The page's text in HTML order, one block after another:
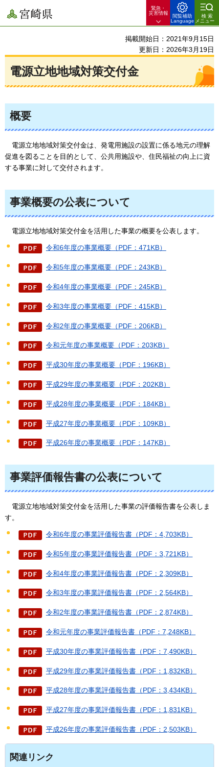
宮崎県
緊急・
災害情報
閲覧補助
Language
検索
メニュー
掲載開始日：2021年9月15日
更新日：2026年3月19日
電源立地地域対策交付金
概要
電源立地地域対策交付金は、 発電用施設の設置に係る地元の理解
促進を図ることを目的として、公共用施設や、住民福祉の向上に資
する事業に対して交付されます。
事業概要の公表について
電源立地地域対策交付金を活用した事業の概要を公表します。
令和6年度の事業概要（PDF：471KB）
令和5年度の事業概要（PDF：243KB）
令和4年度の事業概要（PDF：245KB）
令和3年度の事業概要（PDF：415KB）
令和2年度の事業概要（PDF：206KB）
令和元年度の事業概要（PDF：203KB）
平成30年度の事業概要（PDF：196KB）
平成29年度の事業概要（PDF：202KB）
平成28年度の事業概要（PDF：184KB）
平成27年度の事業概要（PDF：109KB）
平成26年度の事業概要（PDF：147KB）
事業評価報告書の公表について
電源立地地域対策交付金を活用した事業の評価報告書を公表しま
す。
令和6年度の事業評価報告書（PDF：4,703KB）
令和5年度の事業評価報告書（PDF：3,721KB）
令和4年度の事業評価報告書（PDF：2,309KB）
令和3年度の事業評価報告書（PDF：2,564KB）
令和2年度の事業評価報告書（PDF：2,874KB）
令和元年度の事業評価報告書（PDF：7,248KB）
平成30年度の事業評価報告書（PDF：7,490KB）
平成29年度の事業評価報告書（PDF：1,832KB）
平成28年度の事業評価報告書（PDF：3,434KB）
平成27年度の事業評価報告書（PDF：1,831KB）
平成26年度の事業評価報告書（PDF：2,503KB）
関連リンク